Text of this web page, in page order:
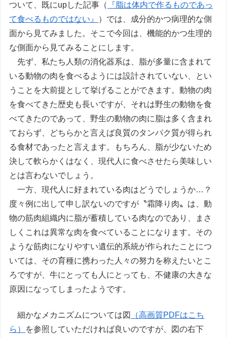
ついて、既にupした記事（
『脂は体内で作るものであっ
て食べるものではない』
）では、成分的かつ病理的な側
面から見てみました。そこで今回は、機能的かつ生理的
な側面から見てみることにします。
先ず、私たち人類の消化器系は、脂が多量に含まれて
いる動物の肉を食べるようには設計されていない、とい
うことを大前提として挙げることができます。動物の肉
を食べてきた歴史も長いですが、それは野生の動物を食
べてきたのであって、野生の動物の肉に脂は多く含まれ
ておらず、どちらかと言えば良質のタンパク質が得られ
る食材であったと言えます。もちろん、脂が少ないため
決して軟らかくはなく、現代人に食べさせたら美味しい
とは言わないでしょう。
一方、現代人に好まれている肉はどうでしょうか…？
度々例に出して申し訳ないのですが〝霜降り肉〟は、動
物の筋肉組織内に脂が蓄積している肉なのであり、まさ
しくこれは異常な肉を食べていることになります。その
ような筋肉になりやすい遺伝的系統が作られたことにつ
いては、その育種に携わった人々の努力を称えたいとこ
ろですが、牛にとっても人にとっても、不健康の大きな
原因になってしまったようです。
細かなメカニズムについては図
（高画質PDFはこち
ら）
を参照していただければ良いのですが、図の右下